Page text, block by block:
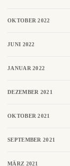
OKTOBER 2022
JUNI 2022
JANUAR 2022
DEZEMBER 2021
OKTOBER 2021
SEPTEMBER 2021
MÄRZ 2021